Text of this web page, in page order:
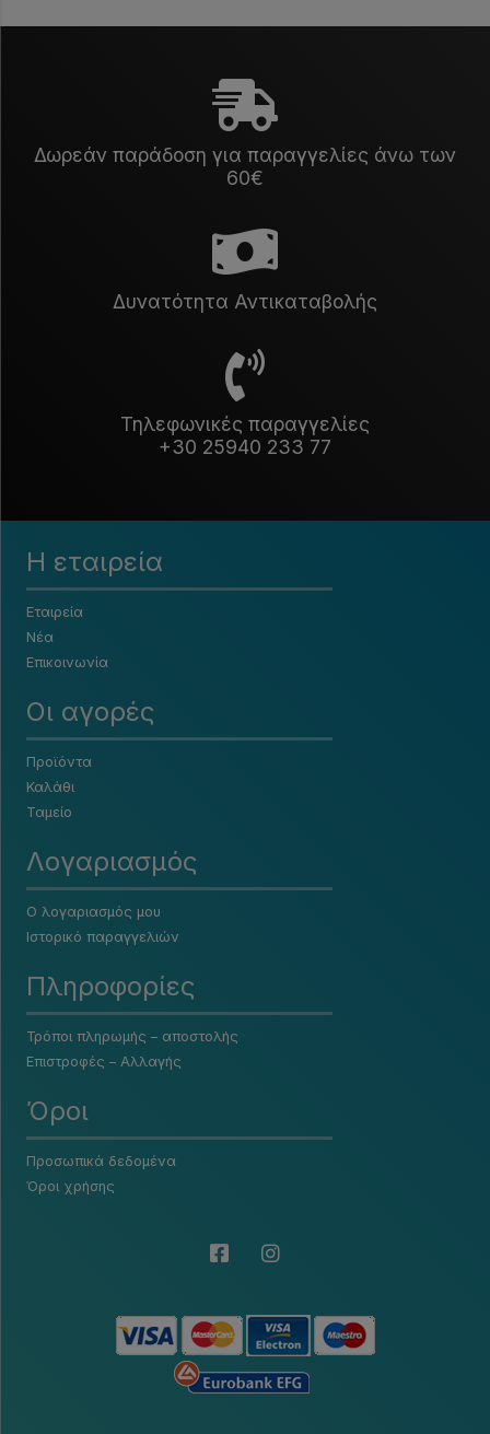
Δωρεάν παράδοση για παραγγελίες άνω των
60€
Δυνατότητα Αντικαταβολής
Τηλεφωνικές παραγγελίες
+30 25940 233 77
Η εταιρεία
Εταιρεία
Νέα
Επικοινωνία
Οι αγορές
Προϊόντα
Καλάθι
Ταμείο
Λογαριασμός
Ο λογαριασμός μου
Ιστορικό παραγγελιών
Πληροφορίες
Τρόποι πληρωμής – αποστολής
Επιστροφές – Αλλαγής
Όροι
Προσωπικά δεδομένα
Όροι χρήσης